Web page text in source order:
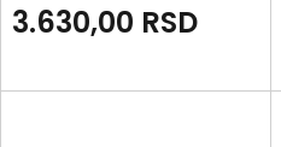
3.630,00 RSD